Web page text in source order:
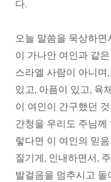
다.
오늘 말씀을 묵상하
이 가나안 여인과 같
스라엘 사람이 아니
있고, 아픔이 있고, 육
이 여인이 간구했던
간청을 우리도 주님께
렇다면 이 여인의 믿
질기게, 인내하면서,
발걸음을 멈추시고 돌